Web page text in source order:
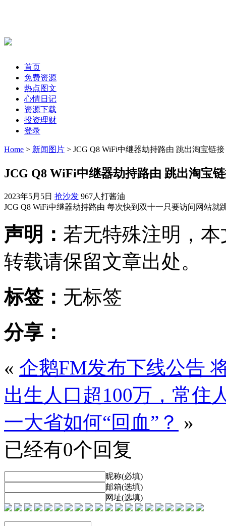
首页
免费资源
热点图文
心情日记
资源下载
投资理财
登录
Home > 新闻图片 > JCG Q8 WiFi中继器劫持路由 跳出淘宝链
JCG Q8 WiFi中继器劫持路由 跳出淘宝
2023年5月5日 抢沙发 967人打酱油
JCG Q8 WiFi中继器劫持路由 每次快到双十一只要访问网站
声明： 若无特殊注明，
转载请保留文章出处。
标签： 无标签
分享：
« 企鹅FM发布下线公告
出生人口超100万，常住
一大省如何“回血”？ »
已经有0个回复
昵称(必填)
邮箱(选填)
网址(选填)